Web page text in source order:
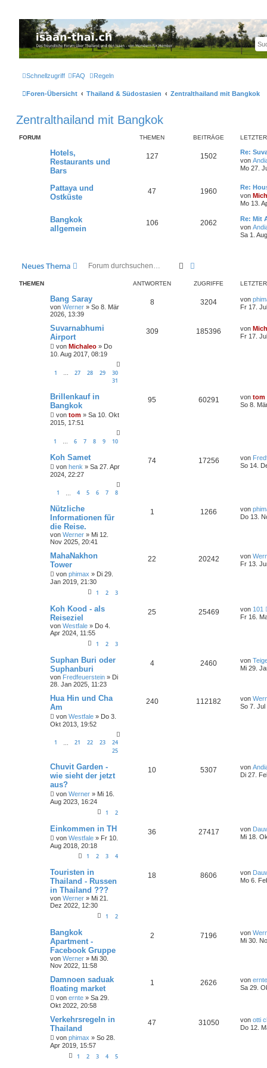
Thailand & Isaan Forum - isaan-thai.ch
Das freundliche Forum über Thailand und den Isaan - von Membern für Member
Schnellzugriff FAQ Regeln
Foren-Übersicht Thailand & Südostasien Zentralthailand mit Bangkok
Zentralthailand mit Bangkok
FORUM THEMEN BEITRÄGE
Hotels,
Restaurants und
Bars
127 1502
Re:
von
Mo 27.
Pattaya und
Ostküste
47 1960
Re:
von
Mo 13.
Bangkok
allgemein
106 2062
Re: Mit
von
Sa 1.
Neues Thema Suche
THEMEN ANTWORTEN ZUGRIFFE
Bang Saray
von Werner » So 8. Mär
2026, 13:39
8 3204 von
Fr 17.
Suvarnabhumi
Airport
von Michaleo » Do
10. Aug 2017, 08:19
1 27 28 29
30
31
309 185396 von
Fr 17.
Brillenkauf in
Bangkok
von tom » Sa 10. Okt
2015, 17:51
1 … 6 7 8 9 10
95 60291 von tom
So 8.
Koh Samet
von henk » Sa 27. Apr
2024, 22:27
1 4 5 6 7 8
74 17256 von
So 14.
Nützliche
Informationen für
die Reise.
von Werner » Mi 12.
Nov 2025, 20:41
1 1266 von
Do 13.
MahaNakhon
Tower
von phimax » Di 29.
Jan 2019, 21:30
1 2 3
22 20242 von
Fr 13.
Koh Kood - als
Reiseziel
von Westfale » Do 4.
Apr 2024, 11:55
1 2 3
25 25469 von 101
Fr 16.
Suphan Buri oder
Suphanburi
von Fredfeuerstein » Di
28. Jan 2025, 11:23
4 2460 von
Mi 29.
Hua Hin und Cha
Am
von Westfale » Do 3.
Okt 2013, 19:52
1 21 22 23
24
25
240 112182 von
So 7. Jul
Chuvit Garden -
wie sieht der jetzt
aus?
von Werner » Mi 16.
Aug 2023, 16:24
1 2
10 5307 von
Di 27.
Einkommen in TH
von Westfale » Fr 10.
Aug 2018, 20:18
1 2 3 4
36 27417 von
Mi 18.
Touristen in
Thailand - Russen
in Thailand ???
von Werner » Mi 21.
Dez 2022, 12:30
1 2
18 8606 von
Mo 6.
Bangkok
Apartment -
Facebook Gruppe
von Werner » Mi 30.
Nov 2022, 11:58
2 7196 von
Mi 30.
Damnoen saduak
floating market
von ernte » Sa 29.
Okt 2022, 20:58
1 2626 von ernte
Sa 29.
Verkehrsregeln in
Thailand
von phimax » So 28.
Apr 2019, 15:57
1 2 3 4 5
47 31050 von otti
Do 12.